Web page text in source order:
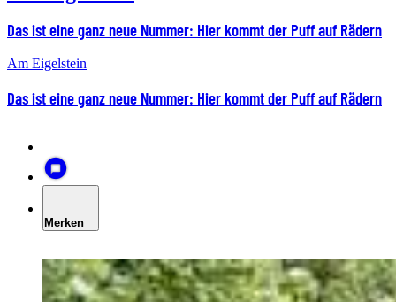
Das ist eine ganz neue Nummer: Hier kommt der Puff auf Rädern
Am Eigelstein
Das ist eine ganz neue Nummer: Hier kommt der Puff auf Rädern
Merken